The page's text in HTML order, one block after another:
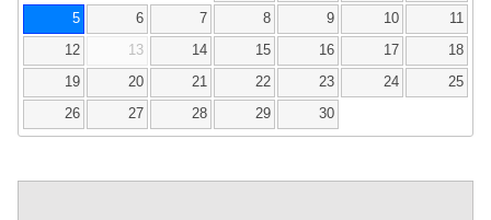
5 6 7 8 9 10 11
12 13 14 15 16 17 18
19 20 21 22 23 24 25
26 27 28 29 30